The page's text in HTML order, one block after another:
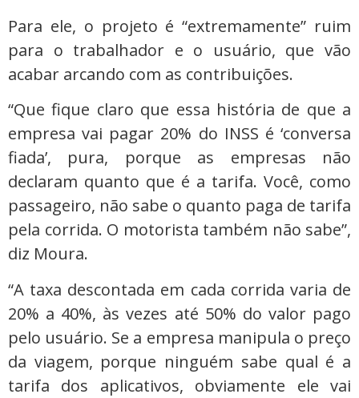
Para ele, o projeto é “extremamente” ruim
para o trabalhador e o usuário, que vão
acabar arcando com as contribuições.
“Que fique claro que essa história de que a
empresa vai pagar 20% do INSS é ‘conversa
fiada’, pura, porque as empresas não
declaram quanto que é a tarifa. Você, como
passageiro, não sabe o quanto paga de tarifa
pela corrida. O motorista também não sabe”,
diz Moura.
“A taxa descontada em cada corrida varia de
20% a 40%, às vezes até 50% do valor pago
pelo usuário. Se a empresa manipula o preço
da viagem, porque ninguém sabe qual é a
tarifa dos aplicativos, obviamente ele vai